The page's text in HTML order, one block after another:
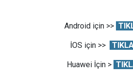
Android için >>
İOS için >>
Huawei İçin >